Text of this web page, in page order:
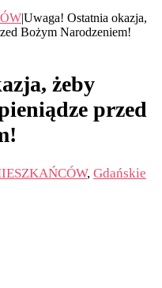
|Uwaga! Ostatnia okazja,
Bożym Narodzeniem!
żeby
przed
, Gdańskie